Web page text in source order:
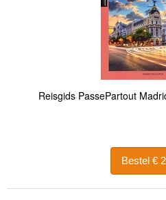
Reisgids PassePartout